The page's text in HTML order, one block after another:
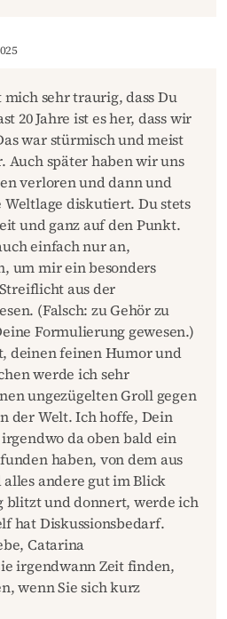
sehr traurig, dass Du
20 Jahre ist es her, dass wir
war stürmisch und meist
Auch später haben wir uns
verloren und dann und
diskutiert. Du stets
und ganz auf den Punkt.
einfach nur an,
um mir ein besonders
aus der
(Falsch: zu Gehör zu
Formulierung gewesen.)
deinen feinen Humor und
werde ich sehr
ungezügelten Groll gegen
der Welt. Ich hoffe, Dein
da oben bald ein
haben, von dem aus
andere gut im Blick
blitzt und donnert, werde ich
hat Diskussionsbedarf.
Catarina
irgendwann Zeit finden,
wenn Sie sich kurz